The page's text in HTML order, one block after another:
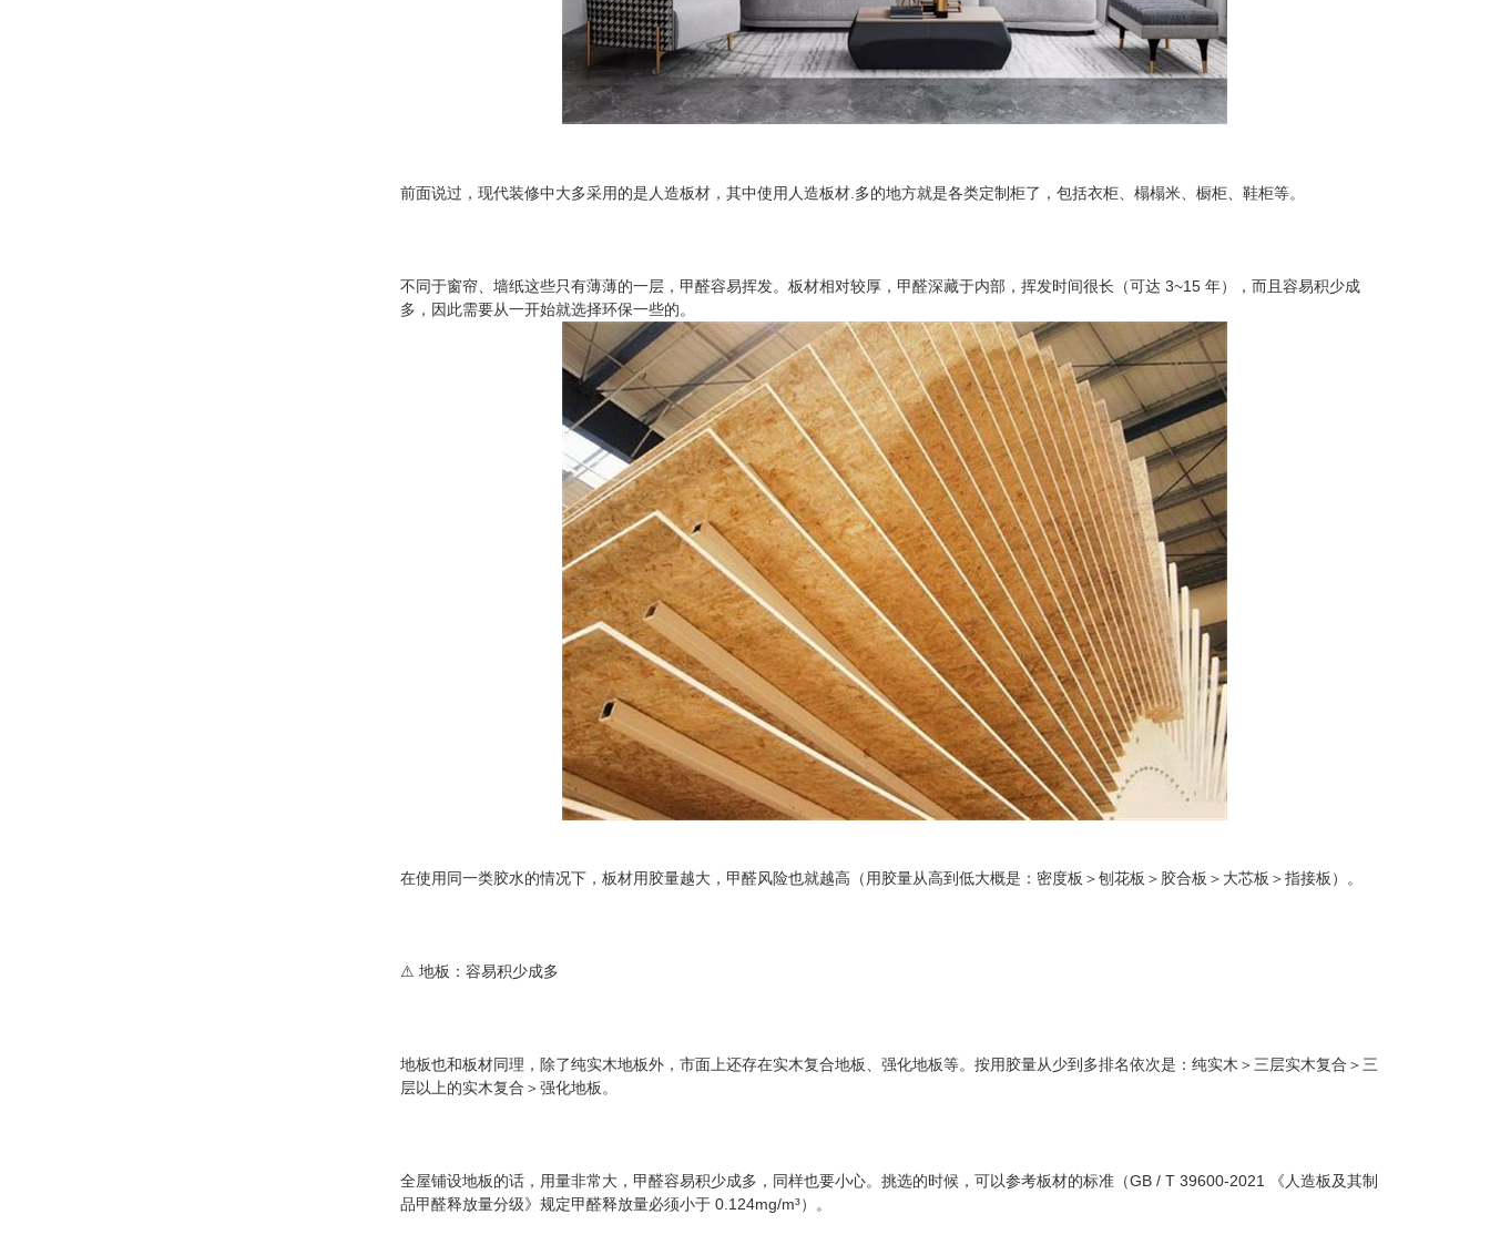
前面说过，现代装修中大多采用的是人造板材，其中使用人造板材.多的地方就是各类定制柜了，包括衣柜、榻榻米、橱柜、鞋柜等。
不同于窗帘、墙纸这些只有薄薄的一层，甲醛容易挥发。板材相对较厚，甲醛深藏于内部，挥发时间很长（可达 3~15 年），而且容易积少成
多，因此需要从一开始 择环保一些的。
在使用同一类胶水的情况下，板材用胶量越大，甲醛风险也就越高（用胶量从高到低大概是：密度板＞刨花板＞胶合板＞大芯板＞指接板）。
⚠ 地板：容易积少成多
地板也和板材同理，除了纯实木地板外，市面上还存在实木复合地板、强化地板等。按用胶量从少到多排名依次是：纯实木＞三层实木复合＞三
层以上的实木复合＞强化地板。
全屋铺设地板的话，用量非常大，甲醛容易积少成多，同样也要小心。挑选的时候，可以参考板材的标准（GB / T 39600-2021 《人造板及其制
品甲醛释放量分级》规定甲醛释放量必须小于 0.124mg/m³）。